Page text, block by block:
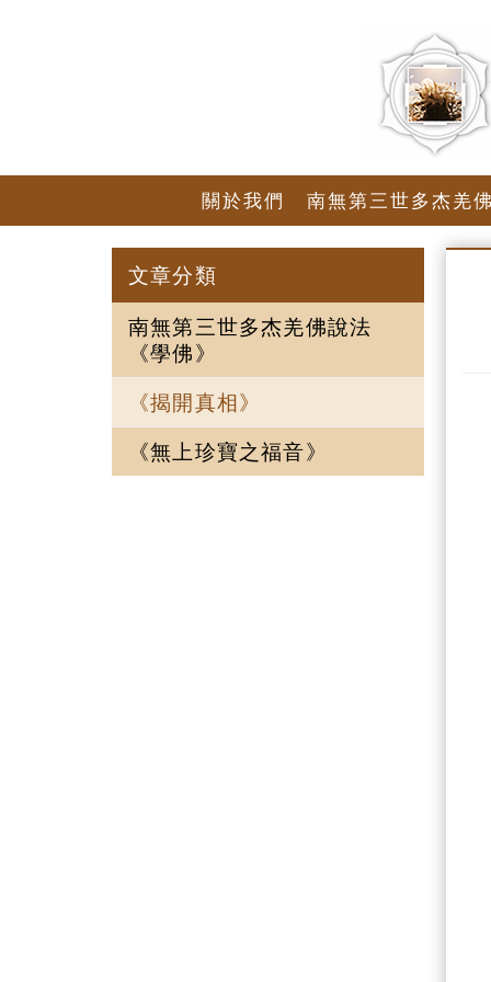
關於我們 南無第三世多杰羌佛
文章分類
南無第三世多杰羌佛說法
《學佛》
《揭開真相》
《無上珍寶之福音》